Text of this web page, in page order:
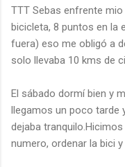
TTT Sebas enfrente
bicicleta, 8 puntos en la
fuera) eso me obligó a
solo llevaba 10 kms de
El sábado dormí bien y
llegamos un poco tarde
dejaba
numero, ordenar la bici